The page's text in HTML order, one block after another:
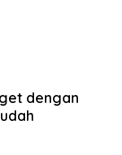
dengan